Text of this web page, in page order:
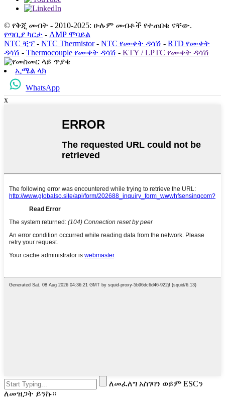
© የቅጂ መብት - 2010-2025: ሁሉም መብቶች የተጠበቁ ናቸው.
የጣቢያ ካርታ - AMP ሞባይል
NTC ቺፕ - NTC Thermistor- NTC የሙቀት ዳሳሽ - RTD የሙቀት
ዳሳሽ - Thermocouple የሙቀት ዳሳሽ - KTY / LPTC የሙቀት ዳሳሽ
ኢሜል ላክ
WhatsApp
x
ለመፈለግ አስገባን ወይም ESCን
ለመዝጋት ይንኩ።